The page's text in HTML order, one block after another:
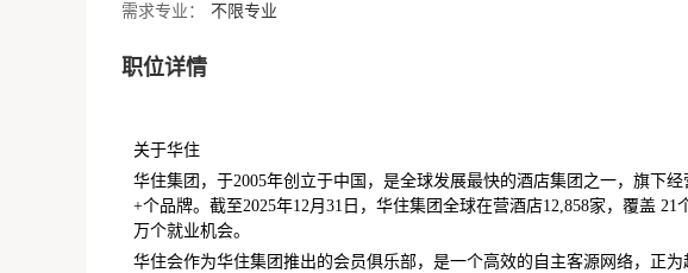
需求专业：
不限专业
职位详情
关于华住
华住集团，于2005年创立于中国，是全球发展最快的酒店集团之一，旗下
+个品牌。截至2025年12月31日，华住集团全球在营酒店12,858家，覆盖
万个就业机会。
华住会作为华住集团推出的会员俱乐部，是一个高效的自主客源网络，正